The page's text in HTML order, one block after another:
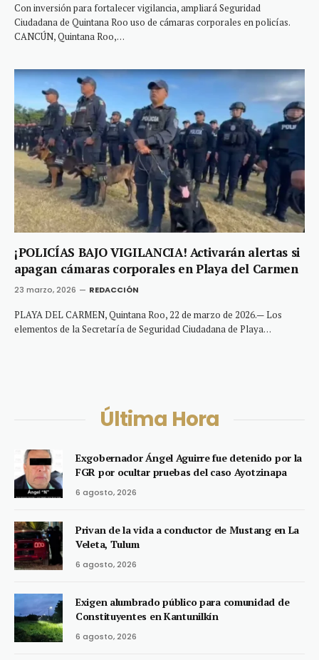
Con inversión para fortalecer vigilancia, ampliará Seguridad
Ciudadana de Quintana Roo uso de cámaras corporales en policías.
CANCÚN, Quintana Roo,…
¡POLICÍAS BAJO VIGILANCIA! Activarán alertas si
apagan cámaras corporales en Playa del Carmen
23 marzo, 2026 REDACCIÓN
PLAYA DEL CARMEN, Quintana Roo, 22 de marzo de 2026.— Los
elementos de la Secretaría de Seguridad Ciudadana de Playa…
Última Hora
Exgobernador Ángel Aguirre fue detenido por la
FGR por ocultar pruebas del caso Ayotzinapa
6 agosto, 2026
Privan de la vida a conductor de Mustang en La
Veleta, Tulum
6 agosto, 2026
Exigen alumbrado público para comunidad de
Constituyentes en Kantunilkín
6 agosto, 2026